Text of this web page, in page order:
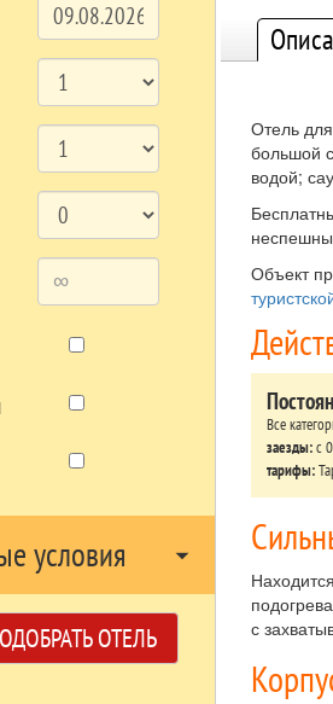
условия arrow_drop_down
ОТЕЛЬ
Отель
большой
водой;
Объект
Все
заезды:c
тарифы:
с